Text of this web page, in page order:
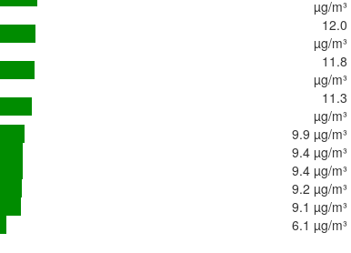
µg/m³
12.0
µg/m³
11.8
µg/m³
11.3
µg/m³
9.9 µg/m³
9.4 µg/m³
9.4 µg/m³
9.2 µg/m³
9.1 µg/m³
6.1 µg/m³